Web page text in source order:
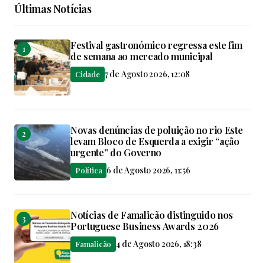
Últimas Notícias
Festival gastronómico regressa este fim
de semana ao mercado municipal
Cidade 7 de Agosto 2026, 12:08
Novas denúncias de poluição no rio Este
levam Bloco de Esquerda a exigir “ação
urgente” do Governo
Política 6 de Agosto 2026, 11:56
Notícias de Famalicão distinguido nos
Portuguese Business Awards 2026
Famalicão 4 de Agosto 2026, 18:38